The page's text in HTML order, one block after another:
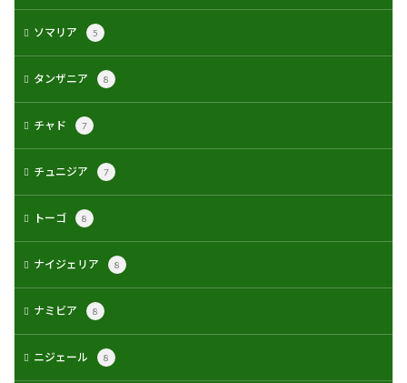
ソマリア 5
タンザニア 8
チャド 7
チュニジア 7
トーゴ 8
ナイジェリア 8
ナミビア 8
ニジェール 8